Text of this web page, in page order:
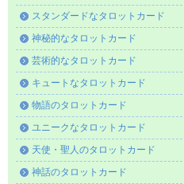
スタンダードなタロットカード
神秘的なタロットカード
芸術的なタロットカード
キュートなタロットカード
物語のタロットカード
ユニークなタロットカード
天使・聖人のタロットカード
神話のタロットカード